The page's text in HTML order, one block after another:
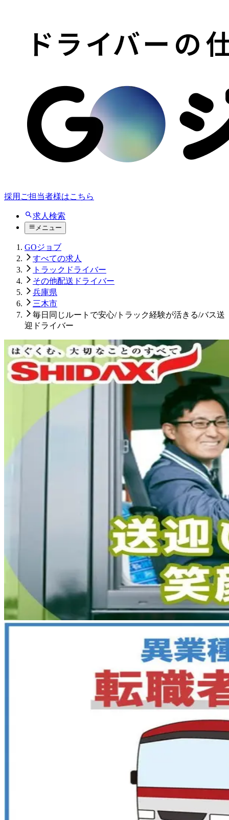
採用ご担当者様はこちら
求人検索
メニュー
GOジョブ
すべての求人
トラックドライバー
その他配送ドライバー
兵庫県
三木市
毎日同じルートで安心/トラック経験が活きる/バス送
迎ドライバー